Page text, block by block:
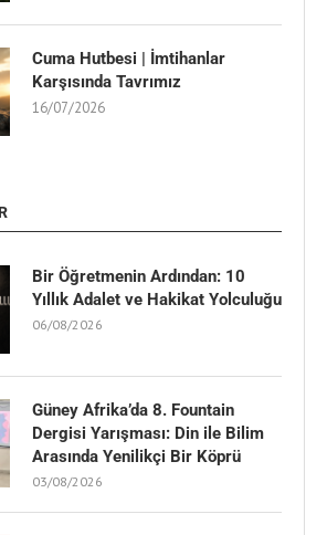
Cuma Hutbesi | İmtihanlar
Karşısında Tavrımız
16/07/2026
Bir Öğretmenin Ardından: 10
Yıllık Adalet ve Hakikat Yolculuğu
06/08/2026
Güney Afrika’da 8. Fountain
Dergisi Yarışması: Din ile Bilim
Arasında Yenilikçi Bir Köprü
03/08/2026